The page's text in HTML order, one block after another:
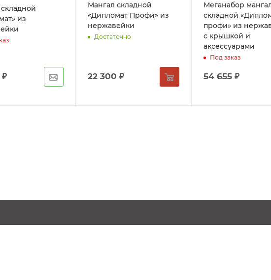
из
₽
Мангал складной
«Дипломат Профи» из
нержавейки
Достаточно
22 300 ₽
Меганабор
складной
профи» из
с крышкой и
аксессуарами
Под заказ
54 655₽